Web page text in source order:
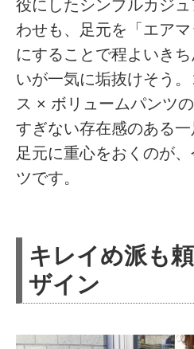
役にしたシンプルカジ
わせも、足元を「エアマ
にすることで程よいき
いが一気に垢抜けそう
ス × ボリュームパンツ
すぎない存在感のある一
足元に重心をおくのが
ツです。
キレイめ派も
ザイン